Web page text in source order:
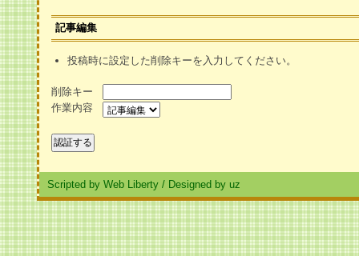
記事編集
投稿時に設定した削除キーを入力してください。
削除キー
作業内容
Scripted by Web Liberty / Designed by uz